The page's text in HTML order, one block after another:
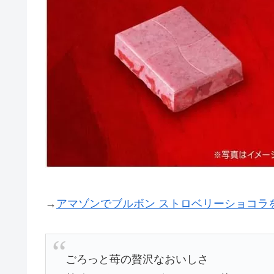
→ アマゾンでブルボン ストロベリーショコラ
ごろっと苺の贅沢なおいしさ